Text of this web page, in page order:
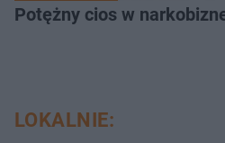
LOKALNIE: